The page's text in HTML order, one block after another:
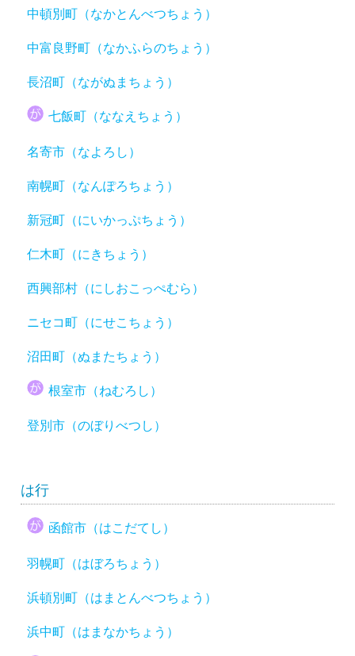
中頓別町（なかとんべつちょう）
中富良野町（なかふらのちょう）
長沼町（ながぬまちょう）
七飯町（ななえちょう）
名寄市（なよろし）
南幌町（なんぽろちょう）
新冠町（にいかっぷちょう）
仁木町（にきちょう）
西興部村（にしおこっぺむら）
ニセコ町（にせこちょう）
沼田町（ぬまたちょう）
根室市（ねむろし）
登別市（のぼりべつし）
は行
函館市（はこだてし）
羽幌町（はぼろちょう）
浜頓別町（はまとんべつちょう）
浜中町（はまなかちょう）